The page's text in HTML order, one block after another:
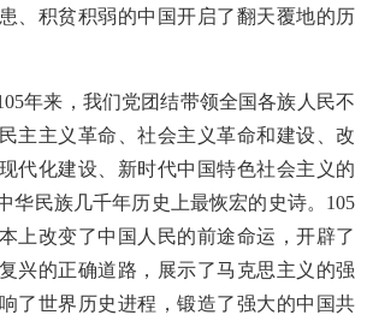
、积贫积弱的中国开启了翻天覆地的历
年来，我们党团结带领全国各族人民不
主主义革命、社会主义革命和建设、改
代化建设、新时代中国特色社会主义的
华民族几千年历史上最恢宏的史诗。105
上改变了中国人民的前途命运，开辟了
兴的正确道路，展示了马克思主义的强
了世界历史进程，锻造了强大的中国共